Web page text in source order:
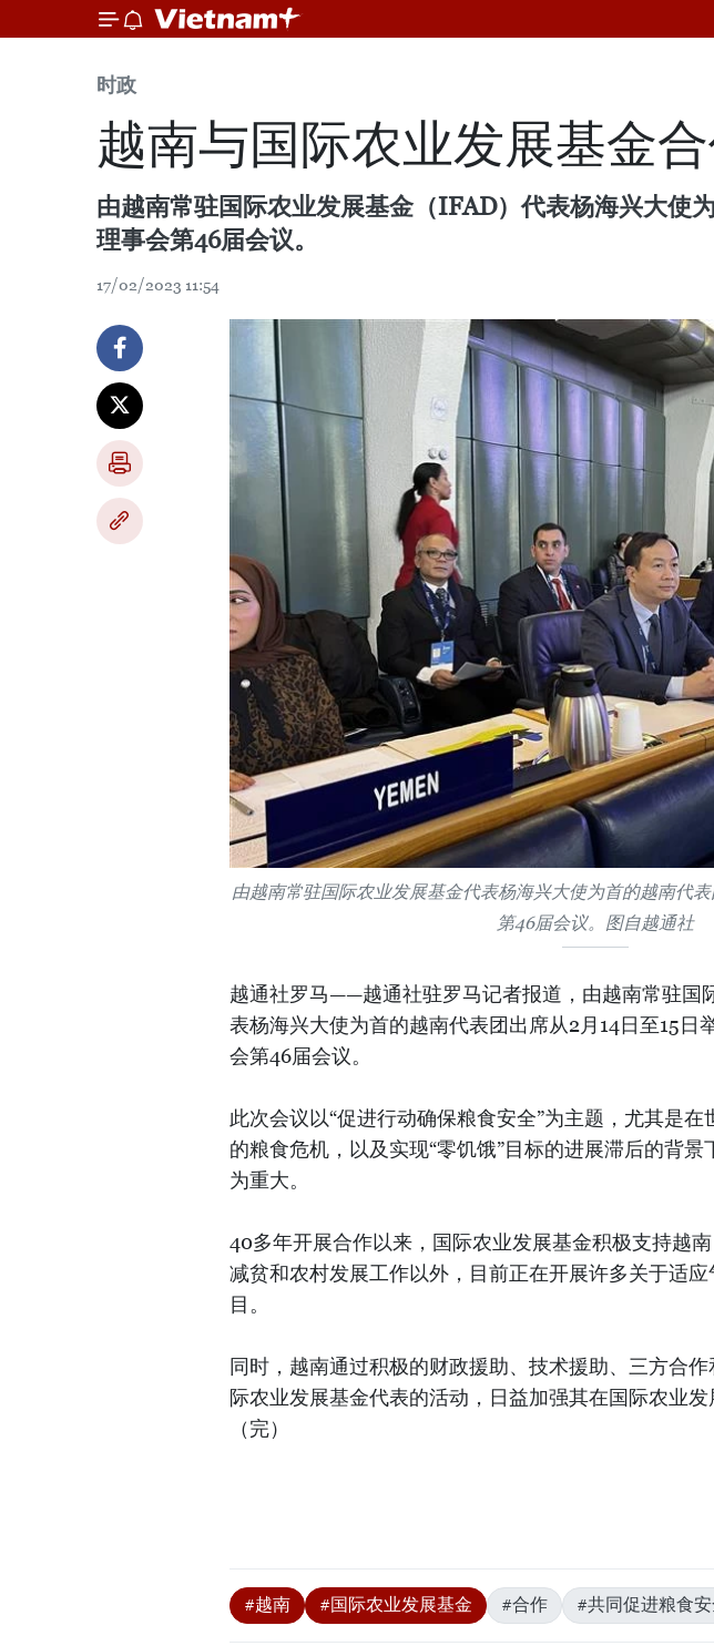
时政
越南与国际农业发展基金
由越南常驻国际农业发展基金（IFAD）代表杨海兴大使
理事会第46届会议。
17/02/2023 11:54
由越南常驻国际农业发展基金代表杨海兴大使为首的越南代
第46届会议。图自越通社
越通社罗马——越通社驻罗马记者报道，由越南常驻国
表杨海兴大使为首的越南代表团出席从2月14日至15日
会第46届会议。
此次会议以“促进行动确保粮食安全”为主题，尤其是
的粮食危机，以及实现“零饥饿”目标的进展滞后的背
为重大。
40多年开展合作以来，国际农业发展基金积极支持越
减贫和农村发展工作以外，目前正在开展许多关于适
目。
同时，越南通过积极的财政援助、技术援助、三方合
际农业发展基金代表的活动，日益加强其在国际农业发
（完）
#越南 #国际农业发展基金 #合作 #共同促进粮食